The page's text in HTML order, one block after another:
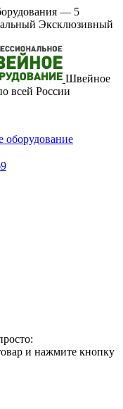
— 5
Эксклюзивный
Швейное
всей России
и нажмите кнопку